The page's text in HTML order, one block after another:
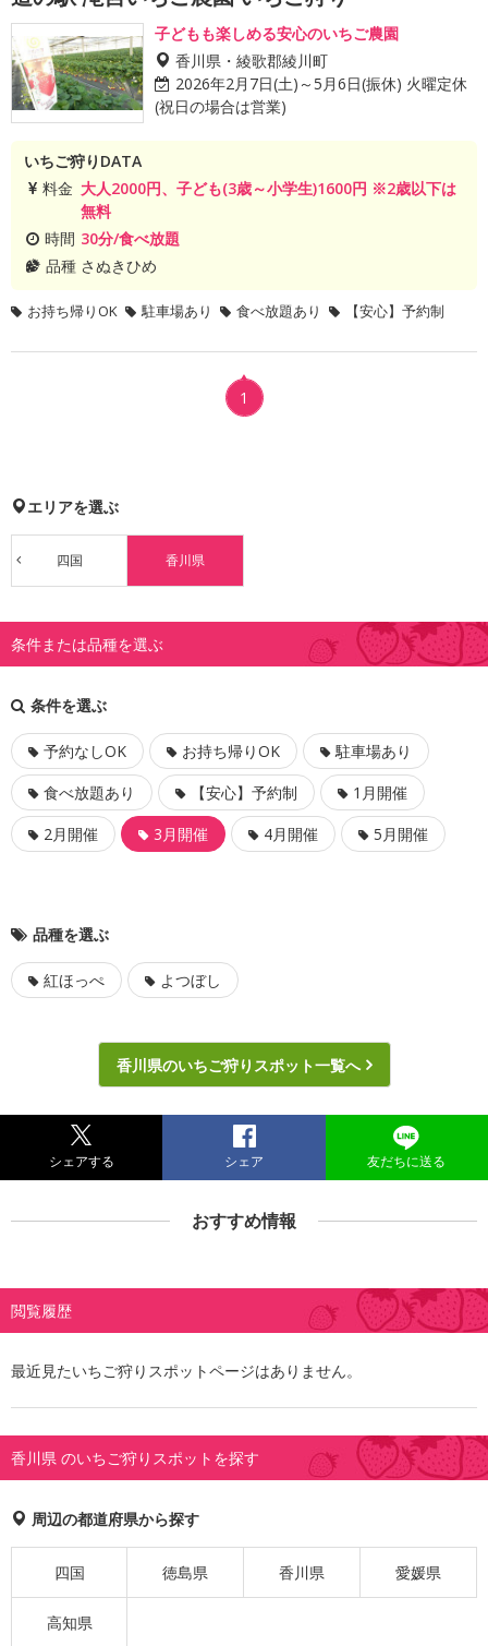
子どもも楽しめる安心のいちご農園
香川県・綾歌郡綾川町
2026年2月7日(土)～5月6日(振休) 火曜定休
(祝日の場合は営業)
いちご狩りDATA
料金 大人2000円、子ども(3歳～小学生)1600円 ※2歳以下は
無料
時間 30分/食べ放題
品種 さぬきひめ
お持ち帰りOK 駐車場あり 食べ放題あり 【安心】予約制
1
エリアを選ぶ
四国 香川県
条件または品種を選ぶ
条件を選ぶ
予約なしOK お持ち帰りOK
駐車場あり
食べ放題あり
【安心】予約制
1月開催
2月開催
3月開催 4月開催 5月開催
品種を選ぶ
紅ほっぺ よつぼし
香川県のいちご狩りスポット一覧へ
シェアする シェア 友だちに送る
おすすめ情報
閲覧履歴
最近見たいちご狩りスポットページはありません。
香川県 のいちご狩りスポットを探す
周辺の都道府県から探す
四国 徳島県 香川県 愛媛県
高知県